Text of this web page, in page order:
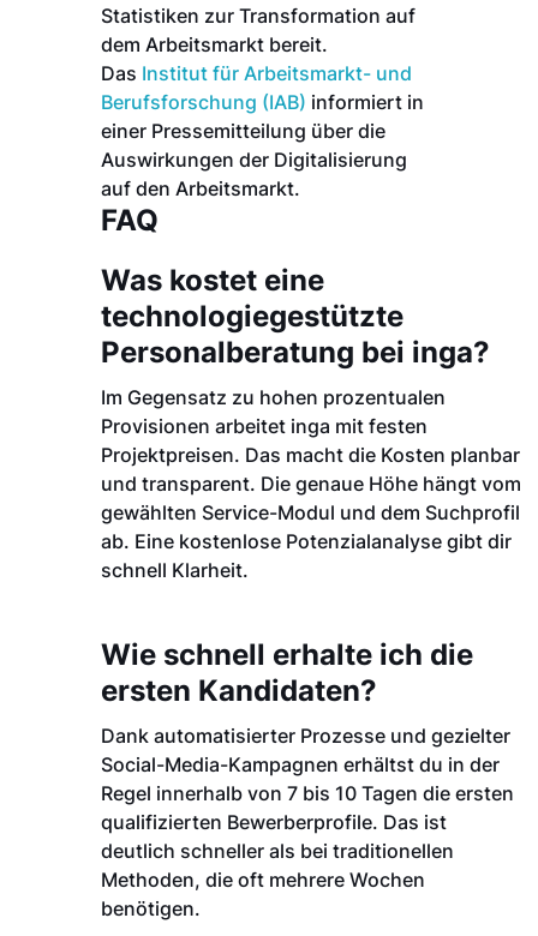
Statistiken zur Transformation auf
dem Arbeitsmarkt bereit.
Das Institut für Arbeitsmarkt- und
Berufsforschung (IAB) informiert in
einer Pressemitteilung über die
Auswirkungen der Digitalisierung
auf den Arbeitsmarkt.
FAQ
Was kostet eine
technologiegestützte
Personalberatung bei inga?
Im Gegensatz zu hohen prozentualen
Provisionen arbeitet inga mit festen
Projektpreisen. Das macht die Kosten planbar
und transparent. Die genaue Höhe hängt vom
gewählten Service-Modul und dem Suchprofil
ab. Eine kostenlose Potenzialanalyse gibt dir
schnell Klarheit.
Wie schnell erhalte ich die
ersten Kandidaten?
Dank automatisierter Prozesse und gezielter
Social-Media-Kampagnen erhältst du in der
Regel innerhalb von 7 bis 10 Tagen die ersten
qualifizierten Bewerberprofile. Das ist
deutlich schneller als bei traditionellen
Methoden, die oft mehrere Wochen
benötigen.